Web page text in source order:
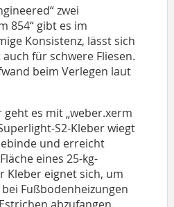
zwei
854“ gibt es im
Konsistenz, lässt sich
für schwere Fliesen.
beim Verlegen laut
es mit „weber.xerm
S2-Kleber wiegt
und erreicht
eines 25-kg-
Kleber eignet sich, um
Fußbodenheizungen